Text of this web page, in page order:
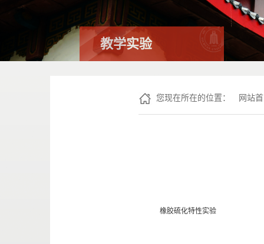
教学实验
您现在所在的位置： 网站
橡胶硫化特性实验